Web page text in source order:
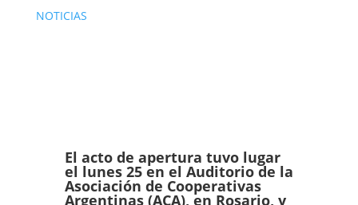
NOTICIAS
El acto de apertura tuvo lugar
el lunes 25 en el Auditorio de la
Asociación de Cooperativas
Argentinas (ACA), en Rosario, y